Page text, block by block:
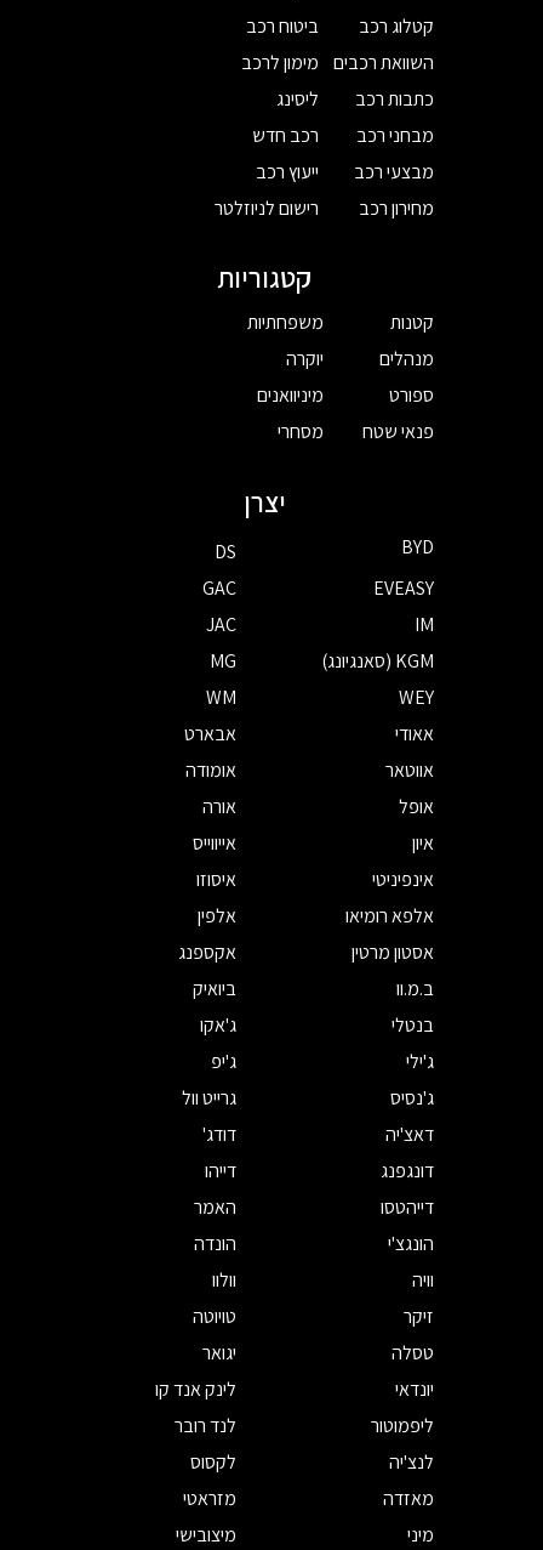
קטלוג רכב
השוואת רכבים
כתבות רכב
מבחני רכב
מבצעי רכב
מחירון רכב
ביטוח רכב
מימון לרכב
ליסינג
רכב חדש
ייעוץ רכב
רישום לניוזלטר
קטגוריות
קטנות
מנהלים
ספורט
פנאי שטח
משפחתיות
יוקרה
מיניוואנים
מסחרי
יצרן
BYD
DS
EVEASY
GAC
IM
JAC
KGM (סאנגיונג)
MG
WEY
WM
אאודי
אבארט
אווטאר
אומודה
אופל
אורה
איון
אייווייס
אינפיניטי
איסוזו
אלפא רומיאו
אלפין
אסטון מרטין
אקספנג
ב.מ.וו
ביואיק
בנטלי
ג'אקו
ג'ילי
ג'יפ
ג'נסיס
גרייט וול
דאצ'יה
דודג'
דונגפנג
דייהו
דייהטסו
האמר
הונגצ'י
הונדה
וויה
וולוו
זיקר
טויוטה
טסלה
יגואר
יונדאי
לינק אנד קו
ליפמוטור
לנד רובר
לנצ'יה
לקסוס
מאזדה
מזראטי
מיני
מיצובישי